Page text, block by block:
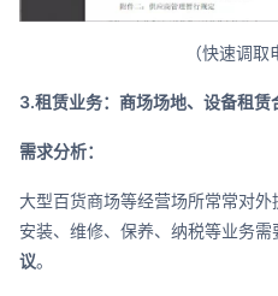
（快速调取
3.租赁业务：商场场地、设备租赁
需求分析：
大型百货商场等经营场所常常对
安装、维修、保养、纳税等业务需
议。